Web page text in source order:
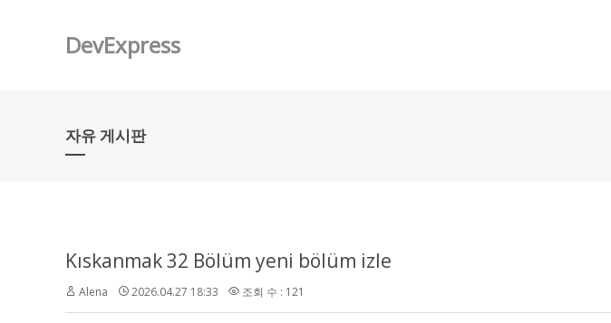
DevExpress
자유 게시판
Kıskanmak 32 Bölüm yeni bölüm izle
Alena 2026.04.27 18:33 조회 수 : 121